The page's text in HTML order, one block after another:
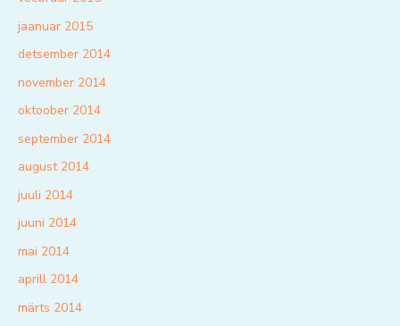
jaanuar 2015
detsember 2014
november 2014
oktoober 2014
september 2014
august 2014
juuli 2014
juuni 2014
mai 2014
aprill 2014
märts 2014